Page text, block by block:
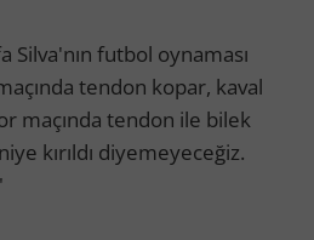
Silva'nın futbol oynaması
tendon kopar, kaval
maçında tendon ile bilek
kırıldı diyemeyeceğiz.